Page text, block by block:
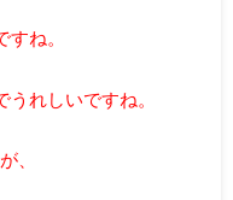
ね。
れしいですね。
、